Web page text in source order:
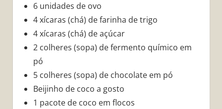
6 unidades de ovo
4 xícaras (chá) de farinha de trigo
4 xícaras (chá) de açúcar
2 colheres (sopa) de fermento químico em
pó
5 colheres (sopa) de chocolate em pó
Beijinho de coco a gosto
1 pacote de coco em flocos